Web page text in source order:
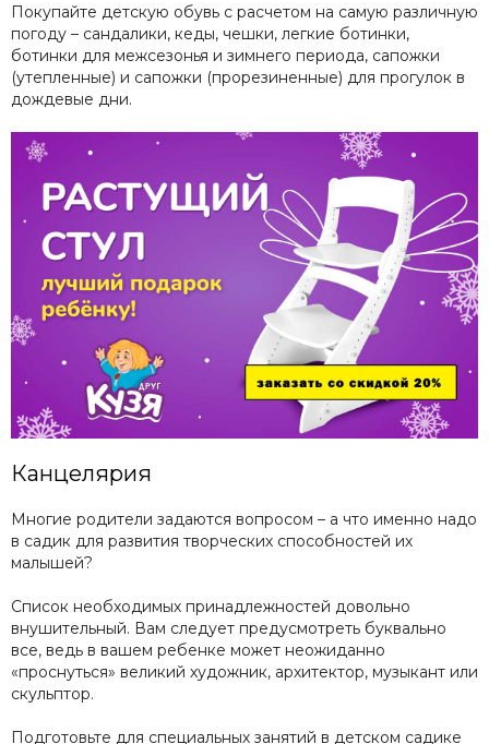
Покупайте детскую обувь с расчетом на самую различную
погоду – сандалики, кеды, чешки, легкие ботинки,
ботинки для межсезонья и зимнего периода, сапожки
(утепленные) и сапожки (прорезиненные) для прогулок в
дождевые дни.
Канцелярия
Многие родители задаются вопросом – а что именно надо
в садик для развития творческих способностей их
малышей?
Список необходимых принадлежностей довольно
внушительный. Вам следует предусмотреть буквально
все, ведь в вашем ребенке может неожиданно
«проснуться» великий художник, архитектор, музыкант или
скульптор.
Подготовьте для специальных занятий в детском садике